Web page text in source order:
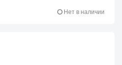
Нет в наличии